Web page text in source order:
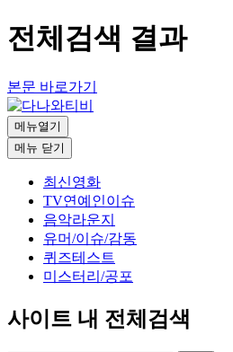
전체검색 결과
본문 바로가기
메뉴열기
메뉴 닫기
최신영화
TV연예인이슈
음악라운지
유머/이슈/감동
퀴즈테스트
미스터리/공포
사이트 내 전체검색